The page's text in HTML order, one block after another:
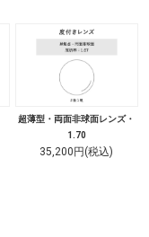
超薄型・両面非球面レンズ・
1.70
35,200円(税込)